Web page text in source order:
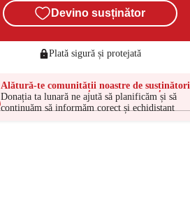
Devino susținător
Plată sigură și protejată
Alătură-te comunității noastre de susținători
Donația ta lunară ne ajută să planificăm și să
continuăm să informăm corect și echidistant